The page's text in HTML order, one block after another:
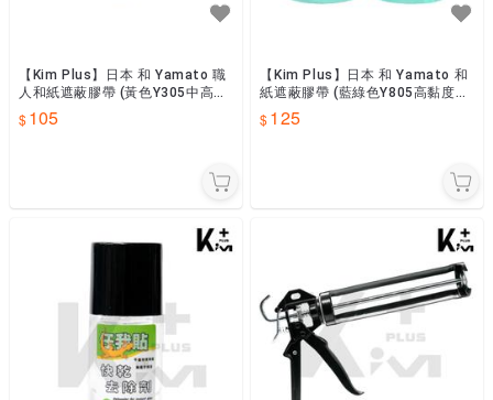
【Kim Plus】日本 和 Yamato 職
人和紙遮蔽膠帶 (黃色Y305中高黏
度) 18M
105
【Kim Plus】日本 和 Yamato 和
紙遮蔽膠帶 (藍綠色Y805高黏度耐
候型) 18M 外牆施作專用
125